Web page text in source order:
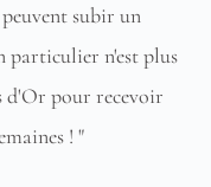
subir un
particulier n'est plus
d'Or pour recevoir
! "